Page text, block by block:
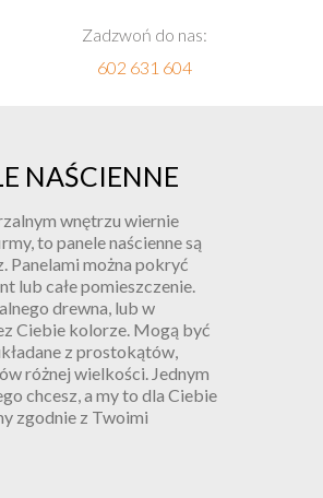
Zadzwoń do nas:
602 631 604
NAŚCIENNE
wnętrzu wiernie
to panele naścienne są
Panelami można pokryć
lub całe pomieszczenie.
drewna, lub w
Ciebie kolorze. Mogą być
z prostokątów,
różnej wielkości. Jednym
chcesz, a my to dla Ciebie
zgodnie z Twoimi